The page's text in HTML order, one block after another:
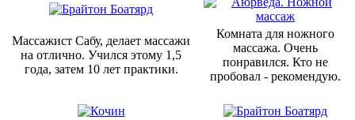
Массажист Сабу, делает массажи
на отлично. Учился этому 1,5
года, затем 10 лет практики.
Комната для ножного
массажа. Очень
понравился. Кто не
пробовал - рекомендую.